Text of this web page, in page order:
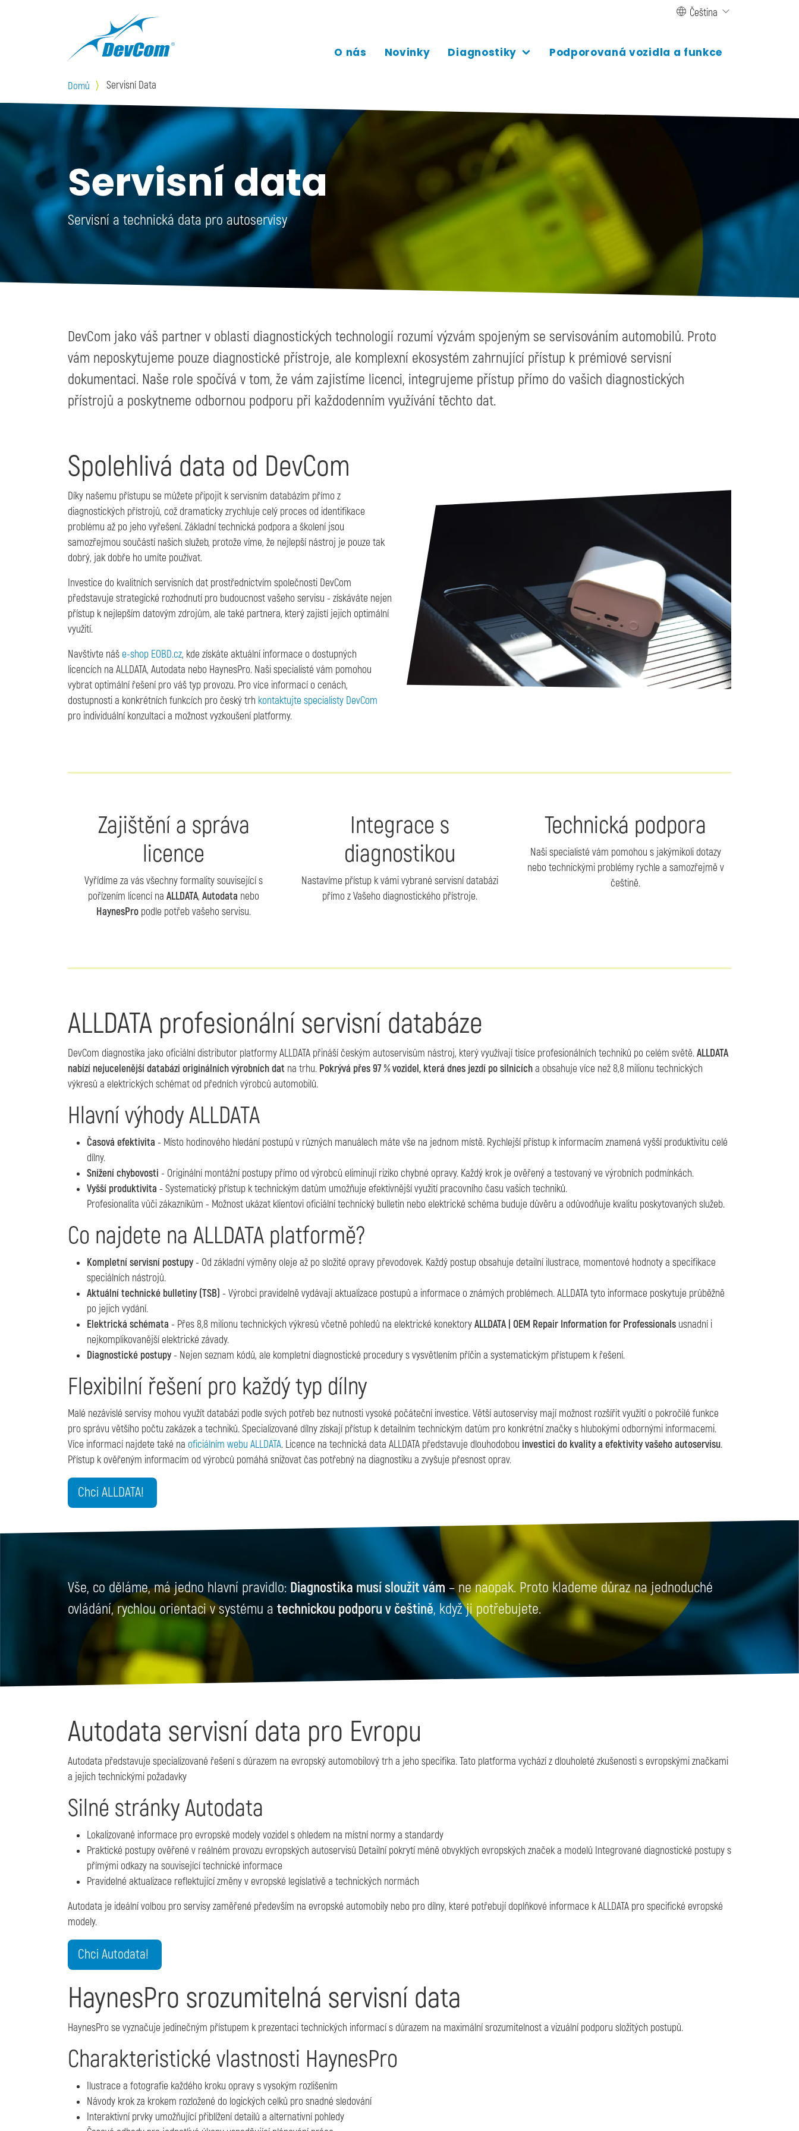
Čeština
O nás Novinky Diagnostiky Podporovaná vozidla a funkce
Domů Servisní Data
Servisní data
Servisní a technická data pro autoservisy
DevCom jako váš partner v oblasti diagnostických technologií rozumí výzvám spojeným se servisováním automobilů. Proto
vám neposkytujeme pouze diagnostické přístroje, ale komplexní ekosystém zahrnující přístup k prémiové servisní
dokumentaci. Naše role spočívá v tom, že vám zajistíme licenci, integrujeme přístup přímo do vašich diagnostických
přístrojů a poskytneme odbornou podporu při každodenním využívání těchto dat.
Spolehlivá data od DevCom
Díky našemu přístupu se můžete připojit k servisním databázím přímo z
diagnostických přístrojů, což dramaticky zrychluje celý proces od identifikace
problému až po jeho vyřešení. Základní technická podpora a školení jsou
samozřejmou součástí našich služeb, protože víme, že nejlepší nástroj je pouze tak
dobrý, jak dobře ho umíte používat.
Investice do kvalitních servisních dat prostřednictvím společnosti DevCom
představuje strategické rozhodnutí pro budoucnost vašeho servisu - získáváte nejen
přístup k nejlepším datovým zdrojům, ale také partnera, který zajistí jejich optimální
využití.
Navštivte náš e-shop EOBD.cz, kde získáte aktuální informace o dostupných
licencích na ALLDATA, Autodata nebo HaynesPro. Naši specialisté vám pomohou
vybrat optimální řešení pro váš typ provozu. Pro více informací o cenách,
dostupnosti a konkrétních funkcích pro český trh kontaktujte specialisty DevCom
pro individuální konzultaci a možnost vyzkoušení platformy.
Zajištění a správa
licence
Vyřídíme za vás všechny formality související s
pořízením licencí na ALLDATA, Autodata nebo
HaynesPro podle potřeb vašeho servisu.
Integrace s
diagnostikou
Nastavíme přístup k vámi vybrané servisní databázi
přímo z Vašeho diagnostického přístroje.
Technická podpora
Naši specialisté vám pomohou s jakýmikoli dotazy
nebo technickými problémy rychle a samozřejmě v
češtině.
ALLDATA profesionální servisní databáze
DevCom diagnostika jako oficiální distributor platformy ALLDATA přináší českým autoservisům nástroj, který využívají tisíce profesionálních techniků po celém světě.ALLDATA
nabízí nejucelenější databázi originálních výrobních dat na trhu. Pokrývá přes 97 % vozidel, která dnes jezdí po silnicícha obsahuje více než 8,8 milionu technických
výkresů a elektrických schémat od předních výrobců automobilů.
Hlavní výhody ALLDATA
Časová efektivita - Místo hodinového hledání postupů v různých manuálech máte vše na jednom místě. Rychlejší přístup k informacím znamená vyšší produktivitu celé
dílny.
Snížení chybovosti - Originální montážní postupy přímo od výrobců eliminují riziko chybné opravy. Každý krok je ověřený a testovaný ve výrobních podmínkách.
Vyšší produktivita - Systematický přístup k technickým datům umožňuje efektivnější využití pracovního času vašich techniků.
Profesionalita vůči zákazníkům - Možnost ukázat klientovi oficiální technický bulletin nebo elektrické schéma buduje důvěru a odůvodňuje kvalitu poskytovaných služeb.
Co najdete na ALLDATA platformě?
Kompletní servisní postupy- Od základní výměny oleje až po složité opravy převodovek. Každý postup obsahuje detailní ilustrace, momentové hodnoty a specifikace
speciálních nástrojů.
Aktuální technické bulletiny (TSB) - Výrobci pravidelně vydávají aktualizace postupů a informace o známých problémech. ALLDATA tyto informace poskytuje průběžně
po jejich vydání.
Elektrická schémata - Přes 8,8 milionu technických výkresů včetně pohledů na elektrické konektoryALLDATA | OEM Repair Information for Professionals usnadní i
nejkomplikovanější elektrické závady.
Diagnostické postupy- Nejen seznam kódů, ale kompletní diagnostické procedury s vysvětlením příčin a systematickým přístupem k řešení.
Flexibilní řešení pro každý typ dílny
Malé nezávislé servisy mohou využít databázi podle svých potřeb bez nutnosti vysoké počáteční investice. Větší autoservisy mají možnost rozšířit využití o pokročilé funkce
pro správu většího počtu zakázek a techniků. Specializované dílny získají přístup k detailním technickým datům pro konkrétní značky s hlubokými odbornými informacemi.
Více informací najdete také na oficiálním webu ALLDATA. Licence na technická data ALLDATA představuje dlouhodobou investici do kvality a efektivity vašeho autoservisu.
Přístup k ověřeným informacím od výrobců pomáhá snižovat čas potřebný na diagnostiku a zvyšuje přesnost oprav.
Chci ALLDATA!
Vše, co děláme, má jedno hlavní pravidlo: Diagnostika musí sloužit vám – ne naopak. Proto klademe důraz na jednoduché
ovládání, rychlou orientaci v systému a technickou podporu v češtině, když ji potřebujete.
Autodata servisní data pro Evropu
Autodata představuje specializované řešení s důrazem na evropský automobilový trh a jeho specifika. Tato platforma vychází z dlouholeté zkušenosti s evropskými značkami
a jejich technickými požadavky
Silné stránky Autodata
Lokalizované informace pro evropské modely vozidel s ohledem na místní normy a standardy
Praktické postupy ověřené v reálném provozu evropských autoservisů Detailní pokrytí méně obvyklých evropských značek a modelů Integrované diagnostické postupy s
přímými odkazy na související technické informace
Pravidelné aktualizace reflektující změny v evropské legislativě a technických normách
Autodata je ideální volbou pro servisy zaměřené především na evropské automobily nebo pro dílny, které potřebují doplňkové informace k ALLDATA pro specifické evropské
modely.
Chci Autodata!
HaynesPro srozumitelná servisní data
HaynesPro se vyznačuje jedinečným přístupem k prezentaci technických informací s důrazem na maximální srozumitelnost a vizuální podporu složitých postupů.
Charakteristické vlastnosti HaynesPro
Ilustrace a fotografie každého kroku opravy s vysokým rozlišením
Návody krok za krokem rozložené do logických celků pro snadné sledování
Interaktivní prvky umožňující přiblížení detailů a alternativní pohledy